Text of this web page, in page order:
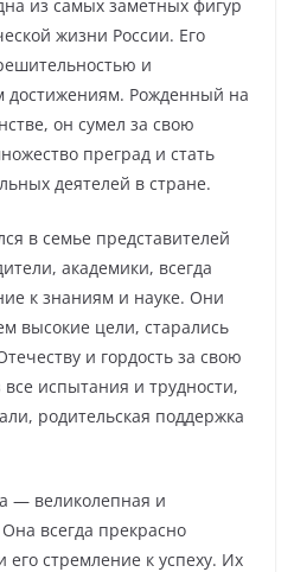
из самых заметных фигур
жизни России. Его
и
достижениям. Рожденный на
он сумел за свою
преград и стать
деятелей в стране.
в семье представителей
академики, всегда
к знаниям и науке. Они
высокие цели, старались
и гордость за свою
испытания и трудности,
родительская поддержка
— великолепная и
всегда прекрасно
стремление к успеху. Их